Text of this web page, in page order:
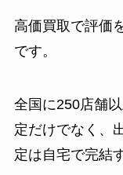
高価買取で評価
です。
全国に250店舗
定だけでなく、
定は自宅で完結